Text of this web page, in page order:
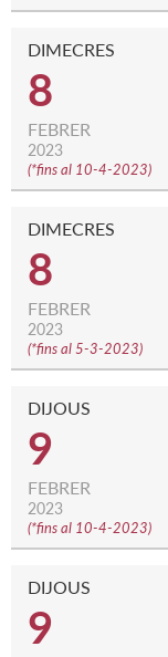
DIMECRES
8
FEBRER
2023
(*fins al 10-4-2023)
DIMECRES
8
FEBRER
2023
(*fins al 5-3-2023)
DIJOUS
9
FEBRER
2023
(*fins al 10-4-2023)
DIJOUS
9